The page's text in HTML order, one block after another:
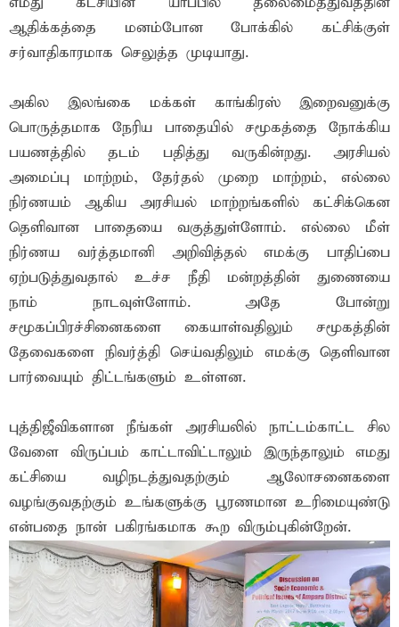
ஆதிக்கத்தை மனம்போன போக்கில் கட்சிக்குள்
சர்வாதிகாரமாக செலுத்த முடியாது.
அகில இலங்கை மக்கள் காங்கிரஸ் இறைவனுக்கு
பொருத்தமாக நேரிய பாதையில் சமூகத்தை நோக்கிய
பயணத்தில் தடம் பதித்து வருகின்றது. அரசியல்
அமைப்பு மாற்றம், தேர்தல் முறை மாற்றம், எல்லை
நிர்ணயம் ஆகிய அரசியல் மாற்றங்களில் கட்சிக்கென
தெளிவான பாதையை வகுத்துள்ளோம். எல்லை மீள்
நிர்ணய வர்த்தமானி அறிவித்தல் எமக்கு பாதிப்பை
ஏற்படுத்துவதால் உச்ச நீதி மன்றத்தின் துணையை
நாம் நாடவுள்ளோம். அதே போன்று
சமூகப்பிரச்சினைகளை கையாள்வதிலும் சமூகத்தின்
தேவைகளை நிவர்த்தி செய்வதிலும் எமக்கு தெளிவான
பார்வையும் திட்டங்களும் உள்ளன.
புத்திஜீவிகளான நீங்கள் அரசியலில் நாட்டம்காட்ட சில
வேளை விருப்பம் காட்டாவிட்டாலும் இருந்தாலும் எமது
கட்சியை வழிநடத்துவதற்கும் ஆலோசனைகளை
வழங்குவதற்கும் உங்களுக்கு பூரணமான உரிமையுண்டு
என்பதை நான் பகிரங்கமாக கூற விரும்புகின்றேன்.